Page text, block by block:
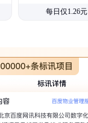
每日仅1.26元